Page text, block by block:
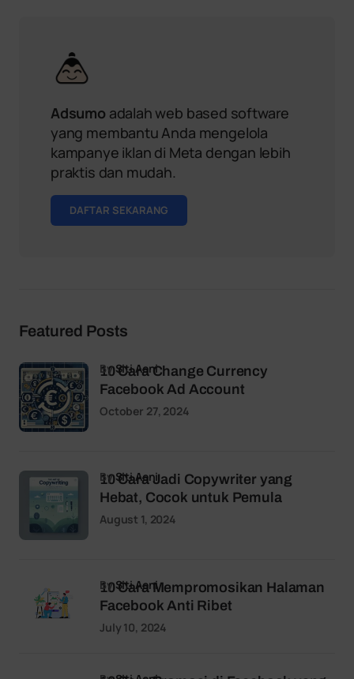
Adsumo adalah web based software
yang membantu Anda mengelola
kampanye iklan di Meta dengan lebih
praktis dan mudah.
DAFTAR SEKARANG
Featured Posts
10 Cara Change Currency
Facebook Ad Account
bySiti Aeni
October 27, 2024
10 Cara Jadi Copywriter yang
Hebat, Cocok untuk Pemula
bySiti Aeni
August 1, 2024
10 Cara Mempromosikan Halaman
Facebook Anti Ribet
bySiti Aeni
July 10, 2024